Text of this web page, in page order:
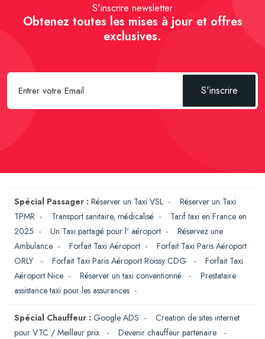
S'inscrire newsletter
Obtenez toutes les mises à jour et offres
exclusives.
S'inscrire
Spécial Passager : Réserver un Taxi VSL - Réserver un Taxi
TPMR - Transport sanitaire, médicalisé - Tarif taxi en France en
2025 - Un Taxi partagé pour l' aéroport - Réservez une
Ambulance - Forfait Taxi Aéroport - Forfait Taxi Paris Aéroport
ORLY
- Forfait Taxi Paris Aéroport Roissy CDG - Forfait Taxi
Aéroport Nice - Réserver un taxi conventionné - Prestataire
assistance taxi pour les assurances -
Spécial Chauffeur : Google ADS - Creation de sites internet
pour VTC / Meilleur prix
- Devenir chauffeur partenaire
-